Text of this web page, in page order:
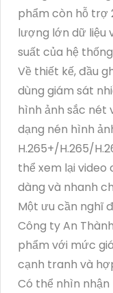
phẩm còn hỗ trợ
lượng lớn dữ liệu
suất của hệ
Về thiết kế, đầu
dùng giám sát
hình ảnh sắc nét
dạng nén hình
H.265+/H.265/
thể xem lại
dàng và nhanh
Một ưu cần nghĩ
Công ty An
phẩm với mức
cạnh tranh và
Có thể nhìn